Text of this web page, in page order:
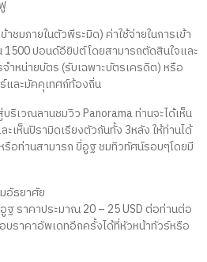
าชมภายในตัวพีระมิด) ค่าใช้จ่ายในการเข้า
ปอนด์อียิปต์โดยสามารถตัดสินใจและ
ำหน่ายบัตร (รับเฉพาะบัตรเครดิต) หรือ
และมัคคุเทศก์ท้องถิ่น
ริเวณลานชมวิว Panorama ท่านจะได้เห็น
ะเห็นปิรามิดเรียงตัวกันทั้ง 3หลัง ให้ท่านได้
อท่านสามารถ ขี่อูฐ ชมทิวทัศน์รอบๆโดยมี
อัธยาศัย
ฐ ราคาประมาณ 20 – 25 USD ต่อท่านต่อ
ราคาอัพเดทอีกครั้งได้ที่หัวหน้าทัวร์หรือ